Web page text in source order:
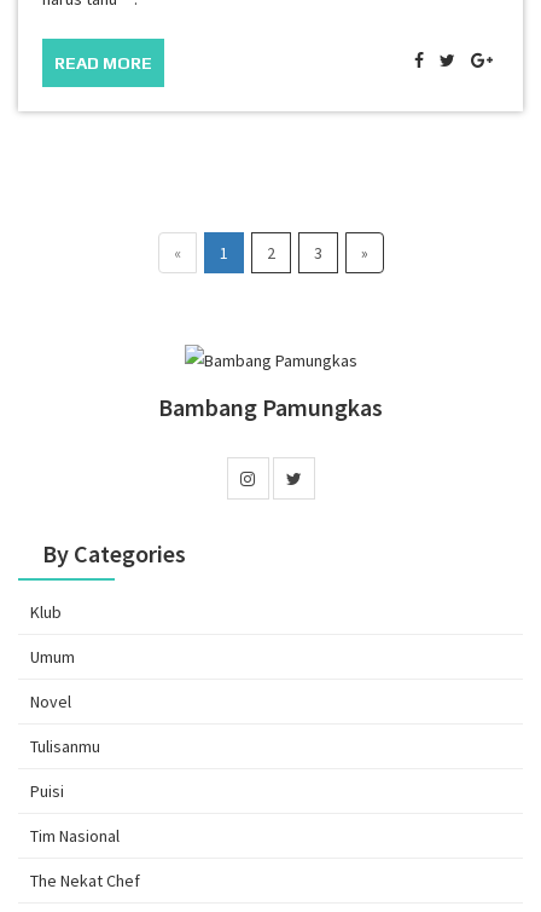
READ MORE
« 1 2 3 »
Bambang Pamungkas
By Categories
Klub
Umum
Novel
Tulisanmu
Puisi
Tim Nasional
The Nekat Chef